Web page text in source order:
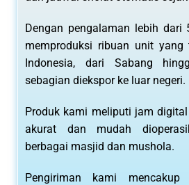
Dengan pengalaman lebih dari
memproduksi ribuan unit yang
Indonesia, dari Sabang
sebagian diekspor ke luar negeri.
Produk kami meliputi jam
akurat dan mudah
berbagai masjid dan mushola.
Pengiriman kami